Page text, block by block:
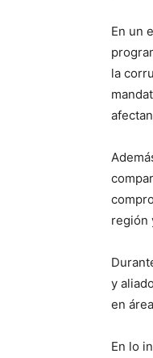
En un
la
región
y
en
En lo